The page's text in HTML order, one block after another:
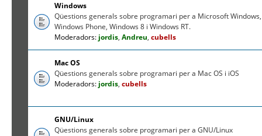
Windows
Qüestions generals sobre programari per a Microsoft Windows,
Windows Phone, Windows 8 i Windows RT.
Moderadors: jordis,Andreu,cubells
Mac OS
Qüestions generals sobre programari per a Mac OS i iOS
Moderadors: jordis,cubells
GNU/Linux
Qüestions generals sobre programari per a GNU/Linux